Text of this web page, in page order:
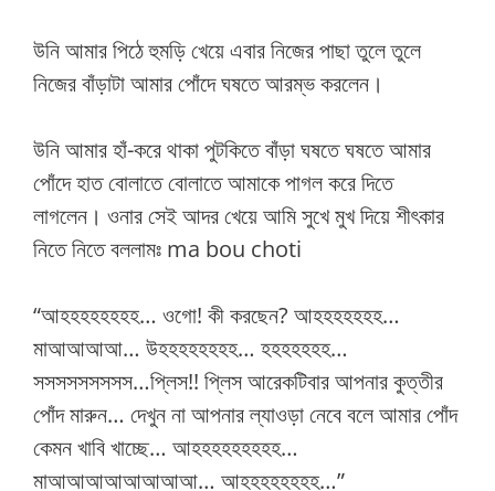
উনি আমার পিঠে হুমড়ি খেয়ে এবার নিজের পাছা তুলে তুলে
নিজের বাঁড়াটা আমার পোঁদে ঘষতে আরম্ভ করলেন।
উনি আমার হাঁ-করে থাকা পুটকিতে বাঁড়া ঘষতে ঘষতে আমার
পোঁদে হাত বোলাতে বোলাতে আমাকে পাগল করে দিতে
লাগলেন। ওনার সেই আদর খেয়ে আমি সুখে মুখ দিয়ে শীৎকার
নিতে নিতে বললামঃ ma bou choti
“আহহহহহহহহ… ওগো! কী করছেন? আহহহহহহহ…
মাআআআআ… উহহহহহহহহ… হহহহহহহ…
সসসসসসসসস…প্লিস!! প্লিস আরেকটিবার আপনার কুত্তীর
পোঁদ মারুন… দেখুন না আপনার ল্যাওড়া নেবে বলে আমার পোঁদ
কেমন খাবি খাচ্ছে… আহহহহহহহহহ…
মাআআআআআআআআ… আহহহহহহহহ…”